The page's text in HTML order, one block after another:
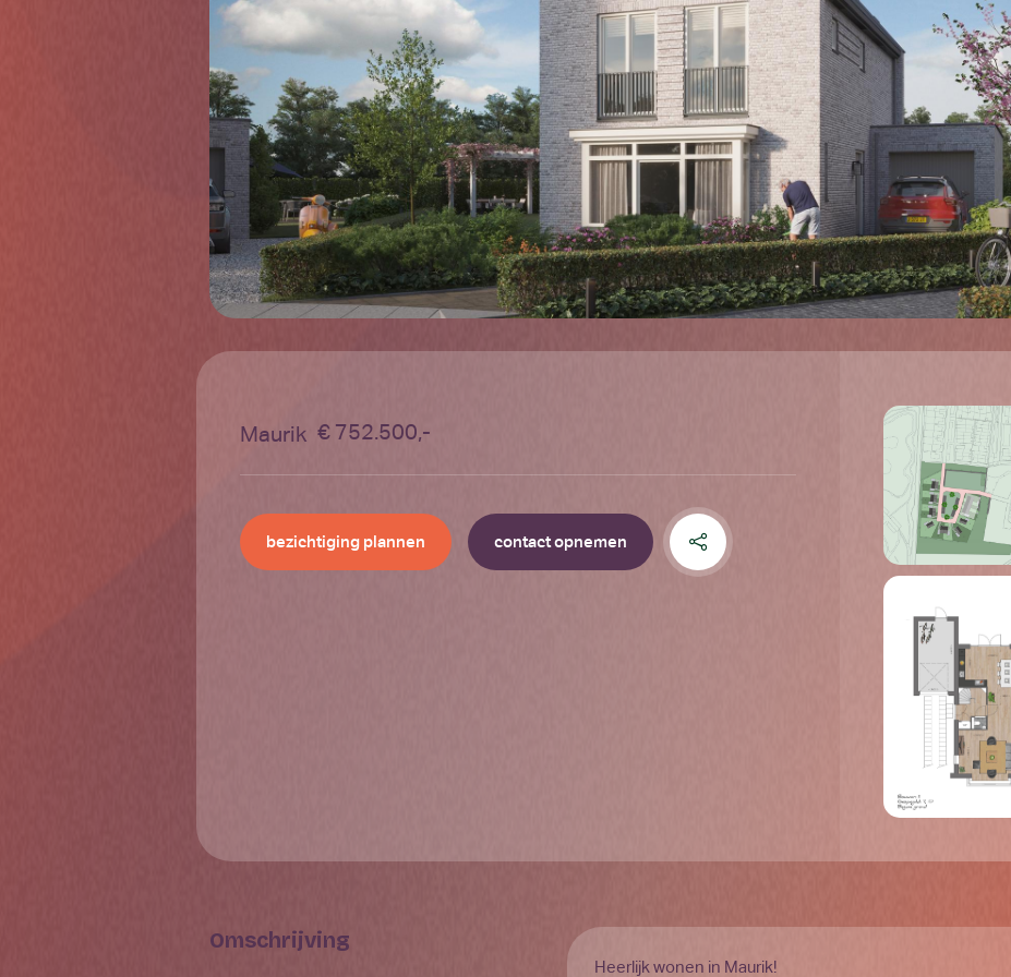
Maurik € 752.500,-
bezichtiging plannen contact opnemen
Omschrijving
Heerlijk wonen in Maurik!